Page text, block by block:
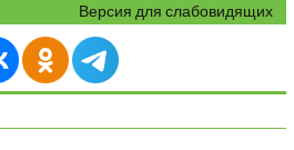
Версия для слабовидящих